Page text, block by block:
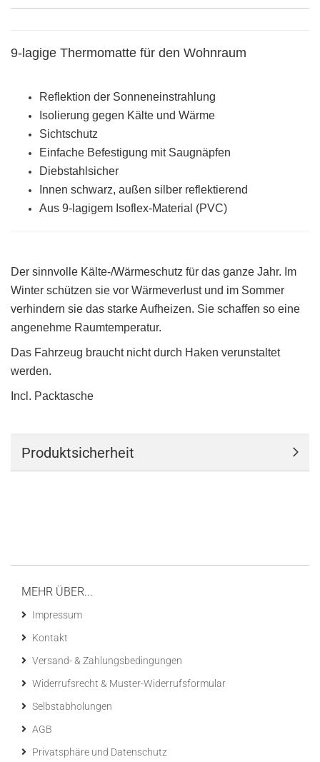
9-lagige Thermomatte für den Wohnraum
Reflektion der Sonneneinstrahlung
Isolierung gegen Kälte und Wärme
Sichtschutz
Einfache Befestigung mit Saugnäpfen
Diebstahlsicher
Innen schwarz, außen silber reflektierend
Aus 9-lagigem Isoflex-Material (PVC)
Der sinnvolle Kälte-/Wärmeschutz für das ganze Jahr. Im
Winter schützen sie vor Wärmeverlust und im Sommer
verhindern sie das starke Aufheizen. Sie schaffen so eine
angenehme Raumtemperatur.
Das Fahrzeug braucht nicht durch Haken verunstaltet
werden.
Incl. Packtasche
Produktsicherheit
MEHR ÜBER...
Impressum
Kontakt
Versand- & Zahlungsbedingungen
Widerrufsrecht & Muster-Widerrufsformular
Selbstabholungen
AGB
Privatsphäre und Datenschutz